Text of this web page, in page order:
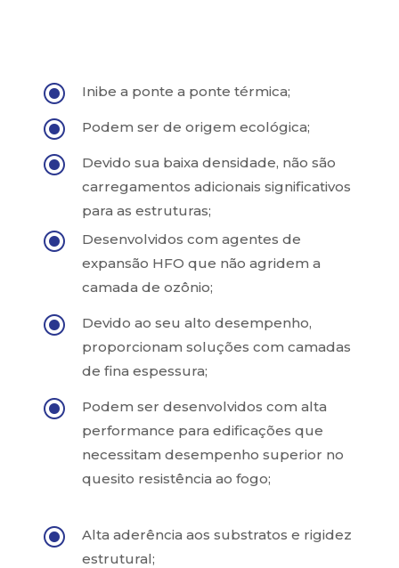
\ Inibe a ponte a ponte térmica;
\ Podem ser de origem ecológica;
\
Devido sua baixa densidade, não são
carregamentos adicionais significativos
para as estruturas;
\
Desenvolvidos com agentes de
expansão HFO que não agridem a
camada de ozônio;
\
Devido ao seu alto desempenho,
proporcionam soluções com camadas
de fina espessura;
\
Podem ser desenvolvidos com alta
performance para edificações que
necessitam desempenho superior no
quesito resistência ao fogo;
\
Alta aderência aos substratos e rigidez
estrutural;